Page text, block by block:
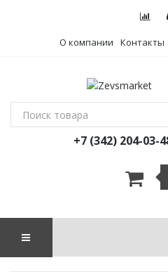
О компании Контакты
+7 (342) 204-03-